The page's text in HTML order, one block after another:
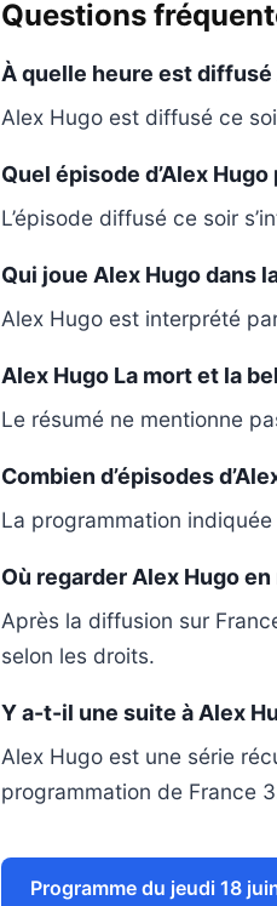
Questions
À quelle heure est diffusé
Alex Hugo est diffusé ce
Quel épisode d’Alex
L’épisode diffusé ce soir
Qui joue Alex Hugo dans
Alex Hugo est interprété
Alex Hugo La mort et la
Le résumé ne mentionne
Combien d’épisodes
La programmation
Où regarder Alex Hugo
Après la diffusion sur
selon les droits.
Y a-t-il une suite à Alex
Alex Hugo est une série
programmation de France
Programme du jeudi 18